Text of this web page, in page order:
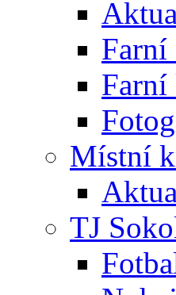
Farní
Farní
Místní
TJ